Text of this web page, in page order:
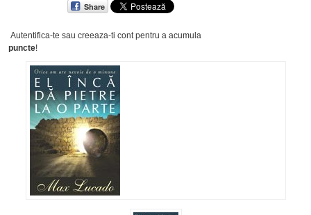
Share
Autentifica-te sau creeaza-ti contpentru a acumula
puncte!